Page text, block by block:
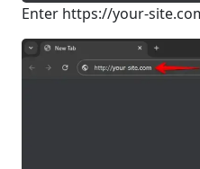
Enter https://your-